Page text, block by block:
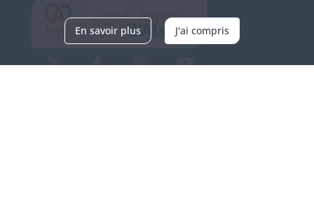
En savoir plus J'ai compris